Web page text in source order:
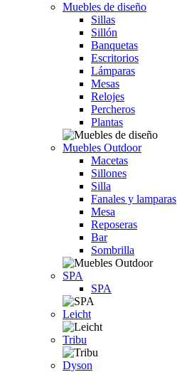
Muebles de diseño
Sillas
Sillón
Banquetas
Escritorios
Lámparas
Mesas
Relojes
Percheros
Plantas
Muebles Outdoor
Macetas
Sillones
Silla
Fanales y lamparas
Mesa
Reposeras
Bar
Sombrilla
SPA
SPA
Leicht
Tribu
Dyson